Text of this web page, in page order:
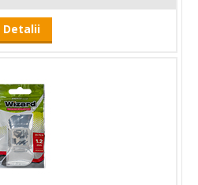
Detalii